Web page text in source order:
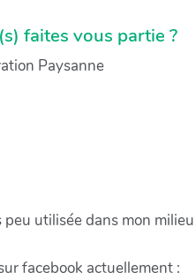
faites vous partie ?
Paysanne
utilisée dans mon milieu
facebook actuellement :